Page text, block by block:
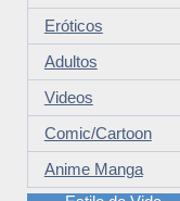
Eróticos
Adultos
Videos
Comic/Cartoon
Anime Manga